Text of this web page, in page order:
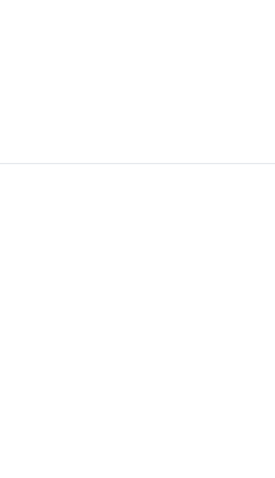
certo e porque a outra
NOVO! E o ciclo se repete, até